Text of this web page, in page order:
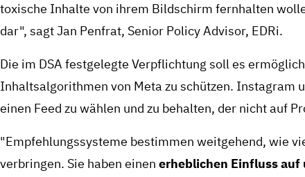
toxische Inhalte von ihrem Bildschirm fernhalten
dar", sagt Jan Penfrat, Senior Policy Advisor, EDRi.
Die im DSA festgelegte Verpflichtung soll es
Inhaltsalgorithmen von Meta zu schützen. Instagram
einen Feed zu wählen und zu behalten, der nicht auf
"Empfehlungssysteme bestimmen weitgehend, wie
verbringen. Sie haben einen erheblichen Einfluss auf